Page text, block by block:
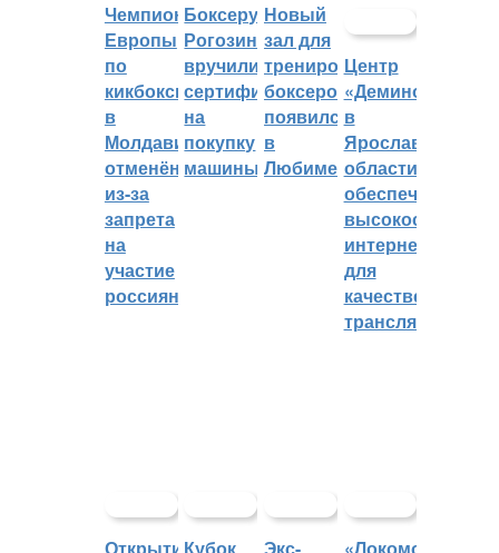
Чемпионат
Европы
по
кикбоксингу
в
Молдавии
отменён
из-за
запрета
на
участие
россиян
Боксеру
Рогозину
вручили
сертификат
на
покупку
машины
Новый
зал для
тренировок
боксеров
появился
в
Любиме
Центр
«Демино»
в
Ярославской
области
обеспечивают
интернетом
для
качественных
трансляций